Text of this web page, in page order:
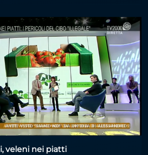
veleni nei piatti